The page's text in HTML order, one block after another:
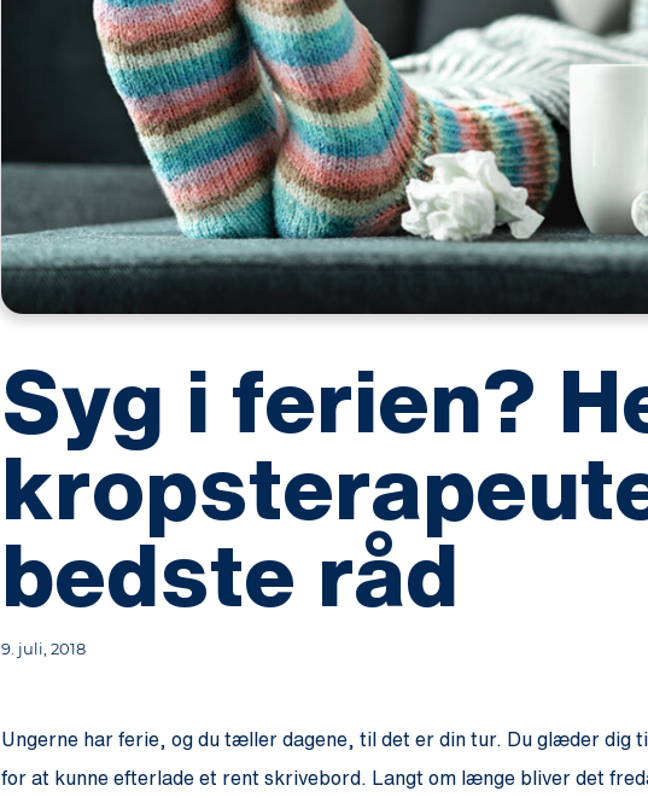
Syg i ferien?
bedste råd
9. juli, 2018
Ungerne har ferie, og du tæller dagene, til det er din tur. Du glæder dig
for at kunne efterlade et rent skrivebord. Langt om længe bliver det